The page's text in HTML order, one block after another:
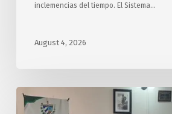
inclemencias del tiempo. El Sistema…
August 4, 2026
Fortalecen
Cuba